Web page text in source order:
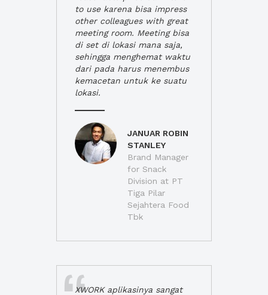
to use karena bisa impress
other colleagues with great
meeting room. Meeting bisa
di set di lokasi mana saja,
sehingga menghemat waktu
dari pada harus menembus
kemacetan untuk ke suatu
lokasi.
JANUAR ROBIN
STANLEY
Brand Manager
for Snack
Division at PT
Tiga Pilar
Sejahtera Food
Tbk
XWORK aplikasinya sangat